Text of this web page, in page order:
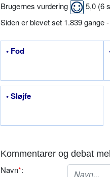
Brugernes vurdering
5,0 (6
Siden er blevet set 1.839 gange -
• Fod
• Sløjfe
Kommentarer og debat
Navn*: